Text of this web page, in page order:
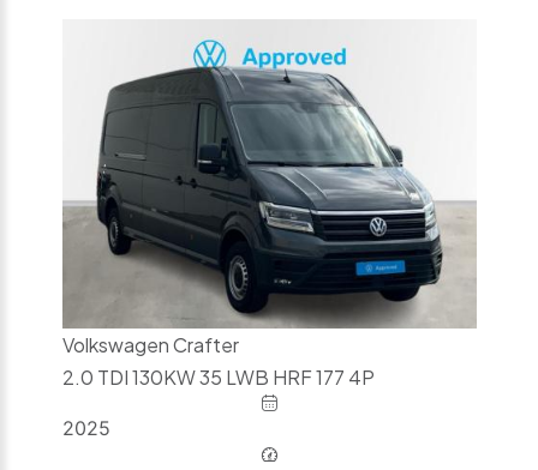
Volkswagen Crafter
2.0 TDI 130KW 35 LWB HRF 177 4P
2025